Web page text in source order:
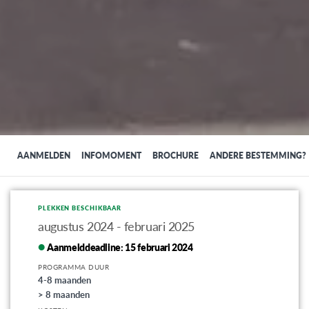
AANMELDEN INFOMOMENT BROCHURE ANDERE BESTEMMING?
PLEKKEN BESCHIKBAAR
augustus 2024 - februari 2025
Aanmelddeadline: 15 februari 2024
PROGRAMMA DUUR
4-8 maanden
> 8 maanden